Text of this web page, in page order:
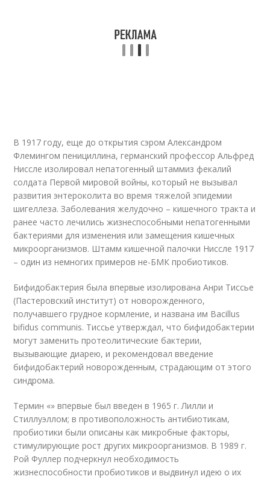
В 1917 году, еще до открытия сэром Александром
Флемингом пенициллина, германский профессор Альфред
Ниссле изолировал непатогенный штаммиз фекалий
солдата Первой мировой войны, который не вызывал
развития энтероколита во время тяжелой эпидемии
шигеллеза. Заболевания желудочно – кишечного тракта и
ранее часто лечились жизнеспособными непатогенными
бактериями для изменения или замещения кишечных
микроорганизмов. Штамм кишечной палочки Ниссле 1917
– один из немногих примеров не-БМК пробиотиков.
Бифидобактерия была впервые изолирована Анри Тиссье
(Пастеровский институт) от новорожденного,
получавшего грудное кормление, и названа им Bacillus
bifidus communis. Тиссье утверждал, что бифидобактерии
могут заменить протеолитические бактерии,
вызывающие диарею, и рекомендовал введение
бифидобактерий новорожденным, страдающим от этого
синдрома.
Термин «» впервые был введен в 1965 г. Лилли и
Стиллуэллом; в противоположность антибиотикам,
пробиотики были описаны как микробные факторы,
стимулирующие рост других микроорганизмов. В 1989 г.
Рой Фуллер подчеркнул необходимость
жизнеспособности пробиотиков и выдвинул идею о их